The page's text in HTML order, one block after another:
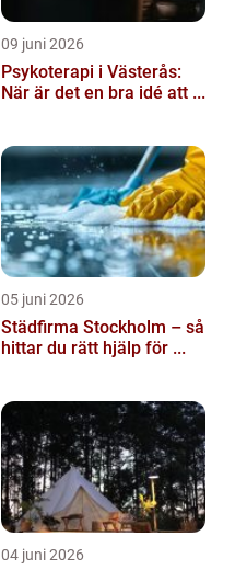
09 juni 2026
Psykoterapi i Västerås:
När är det en bra idé att ...
05 juni 2026
Städfirma Stockholm – så
hittar du rätt hjälp för ...
04 juni 2026